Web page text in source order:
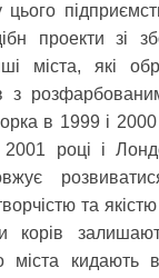
цього
проекти зі
міста, які
з
в 1999 і
2001 році і
та
корів
міста кидають